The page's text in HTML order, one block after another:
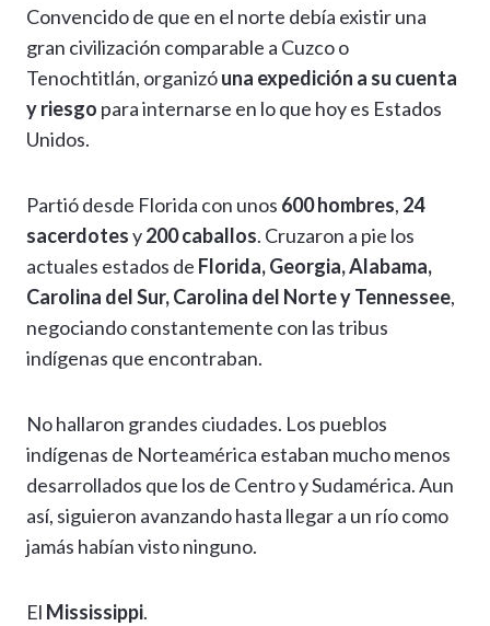
Convencido de que en el norte debía existir una
gran civilización comparable a Cuzco o
Tenochtitlán, organizóuna expedición a su cuenta
y riesgo para internarse en lo que hoy es Estados
Unidos.
Partió desde Florida con unos 600 hombres, 24
sacerdotesy200 caballos. Cruzaron a pie los
actuales estados de Florida, Georgia, Alabama,
Carolina del Sur, Carolina del Norte y Tennessee,
negociando constantemente con las tribus
indígenas que encontraban.
No hallaron grandes ciudades. Los pueblos
indígenas de Norteamérica estaban mucho menos
desarrollados que los de Centro y Sudamérica. Aun
así, siguieron avanzando hasta llegar a un río como
jamás habían visto ninguno.
El Mississippi.